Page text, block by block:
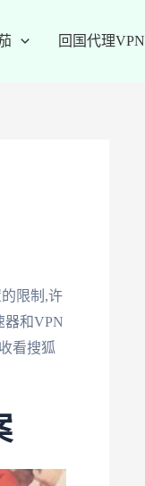
回国代理VPN
限制,许
器和VPN
看搜狐